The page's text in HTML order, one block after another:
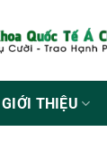
GIỚI THIỆU